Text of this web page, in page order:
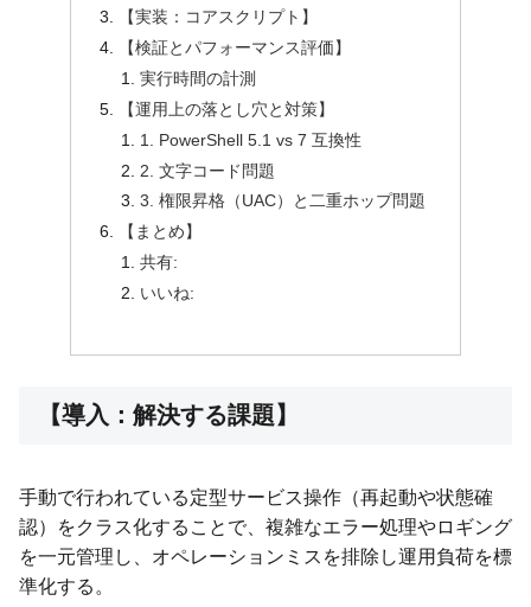
【実装：コアスクリプト】
【検証とパフォーマンス評価】
実行時間の計測
【運用上の落とし穴と対策】
1. PowerShell 5.1 vs 7 互換性
2. 文字コード問題
3. 権限昇格（UAC）と二重ホップ問題
【まとめ】
共有:
いいね:
【導入：解決する課題】
手動で行われている定型サービス操作（再起動や状態確
認）をクラス化することで、複雑なエラー処理やロギング
を一元管理し、オペレーションミスを排除し運用負荷を標
準化する。